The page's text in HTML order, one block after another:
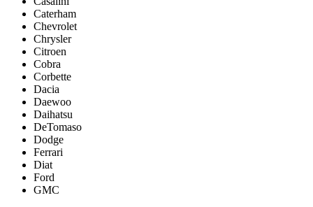
Caterham
Chevrolet
Chrysler
Citroen
Cobra
Corbette
Dacia
Daewoo
Daihatsu
DeTomaso
Dodge
Ferrari
Diat
Ford
GMC